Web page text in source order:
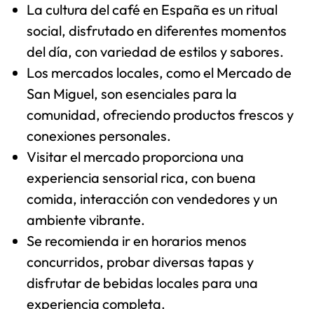
La cultura del café en España es un ritual
social, disfrutado en diferentes momentos
del día, con variedad de estilos y sabores.
Los mercados locales, como el Mercado de
San Miguel, son esenciales para la
comunidad, ofreciendo productos frescos y
conexiones personales.
Visitar el mercado proporciona una
experiencia sensorial rica, con buena
comida, interacción con vendedores y un
ambiente vibrante.
Se recomienda ir en horarios menos
concurridos, probar diversas tapas y
disfrutar de bebidas locales para una
experiencia completa.